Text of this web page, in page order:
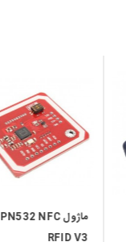
ماژول PN532 NFC
RFID V3